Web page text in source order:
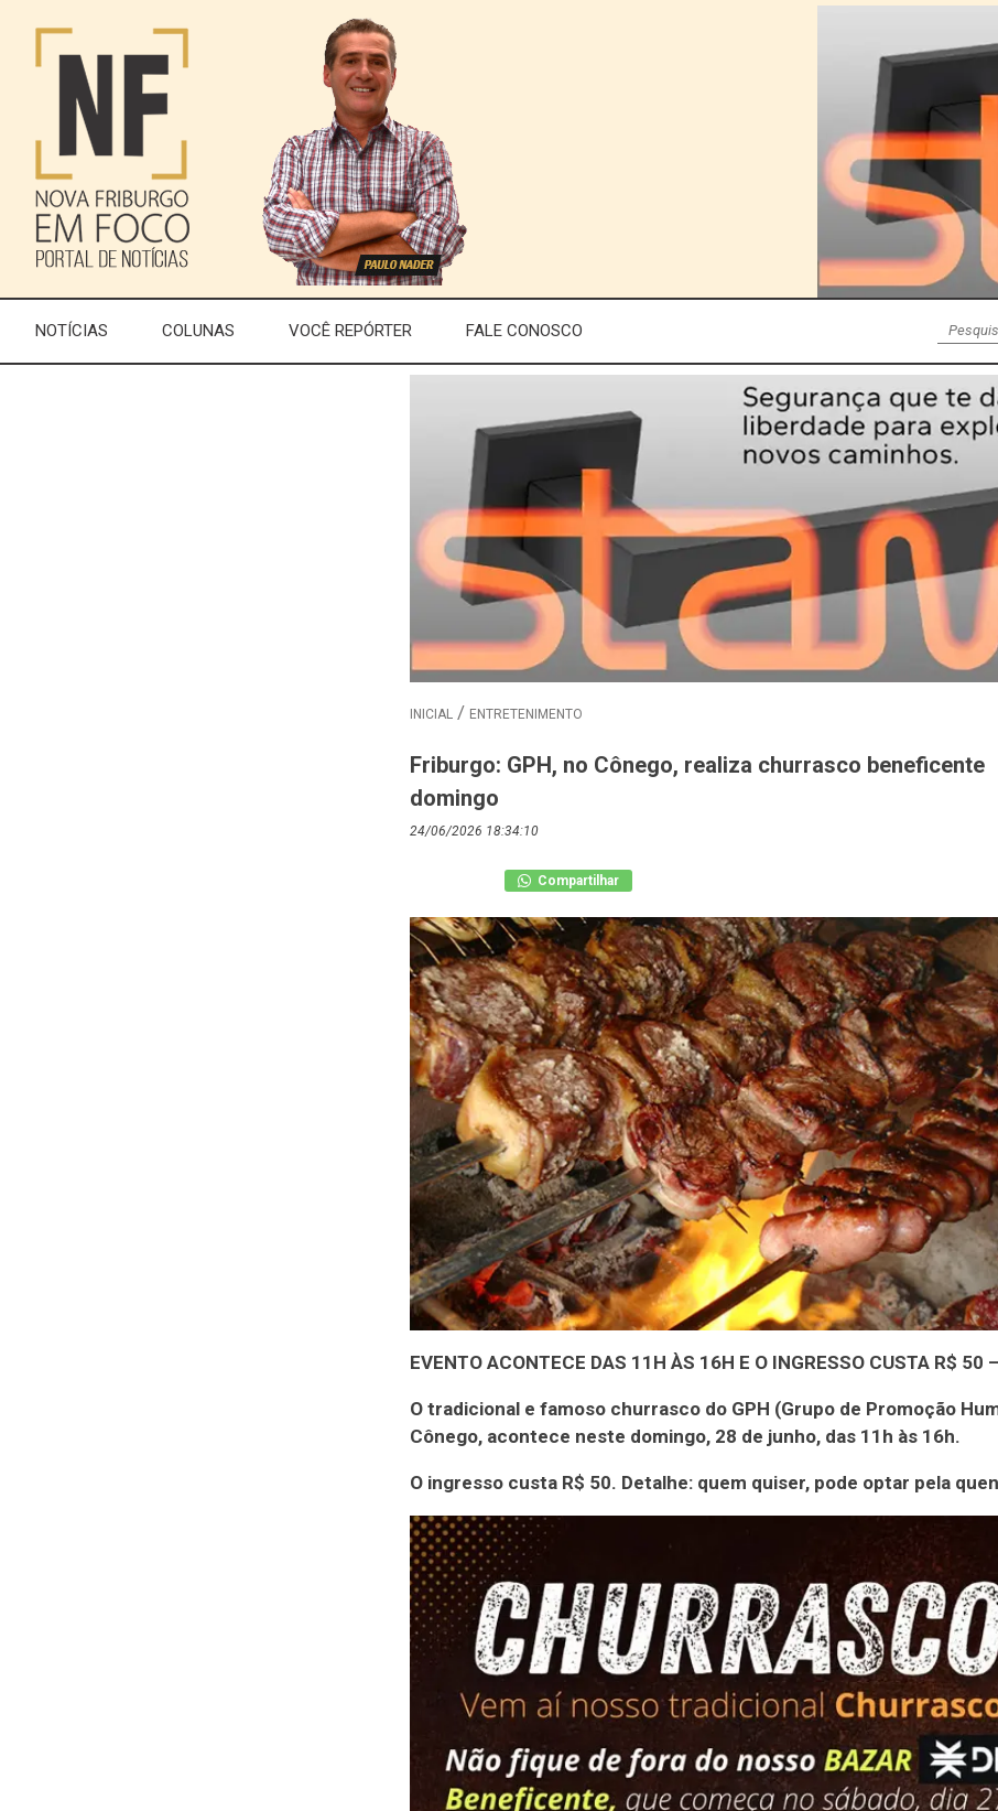
NOTÍCIAS COLUNAS VOCÊ REPÓRTER FALE CONOSCO
INICIAL ENTRETENIMENTO
Friburgo: GPH, no Cônego, realiza churrasco beneficente
domingo
24/06/2026 18:34:10
Compartilhar
EVENTO ACONTECE DAS 11H ÀS 16H E O INGRESSO CUSTA R$ 50 –
O tradicional e famoso churrasco do GPH (Grupo de Promoção
Cônego, acontece neste domingo, 28 de junho, das 11h às 16h.
O ingresso custa R$ 50. Detalhe: quem quiser, pode optar pela